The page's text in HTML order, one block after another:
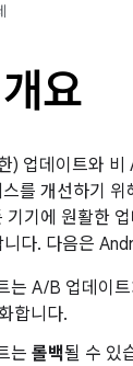
요
업데이트와 비
를 개선하기
기기에 원활한
다. 다음은
는 A/B 업데이트
합니다.
는 롤백될 수 있